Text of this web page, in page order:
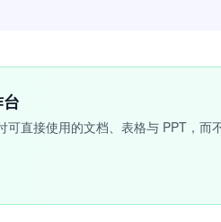
直接使用的文档、表格与 PPT，而